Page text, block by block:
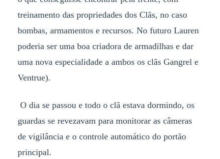
treinamento das propriedades dos Clãs, no caso
bombas, armamentos e recursos. No futuro Lauren
poderia ser uma boa criadora de armadilhas e dar
uma nova especialidade a ambos os clãs Gangrel e
Ventrue).
O dia se passou e todo o clã estava dormindo, os
guardas se revezavam para monitorar as câmeras
de vigilância e o controle automático do portão
principal.